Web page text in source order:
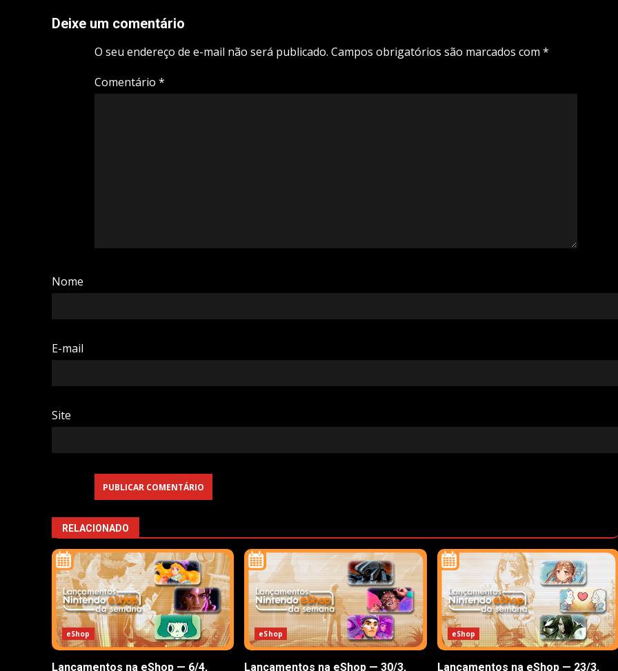
Deixe um comentário
O seu endereço de e-mail não será publicado. Campos obrigatórios são marcados com *
Comentário *
Nome
E-mail
Site
RELACIONADO
eShop
Lançamentos na eShop — 6/4,
eShop
Lançamentos na eShop — 30/3,
eShop
Lançamentos na eShop — 23/3,